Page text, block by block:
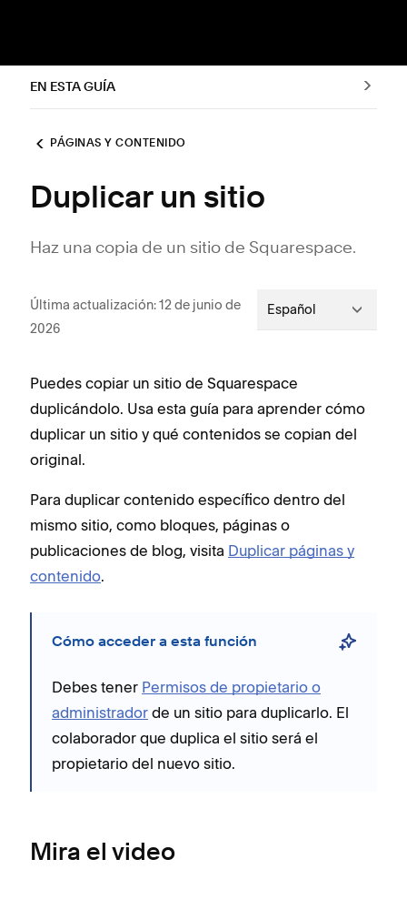
EN ESTA GUÍA
PÁGINAS Y CONTENIDO
Duplicar un sitio
Haz una copia de un sitio de Squarespace.
Última actualización: 12 de junio de
2026
Español
Puedes copiar un sitio de Squarespace
duplicándolo. Usa esta guía para aprender cómo
duplicar un sitio y qué contenidos se copian del
original.
Para duplicar contenido específico dentro del
mismo sitio, como bloques, páginas o
publicaciones de blog, visita Duplicar páginas y
contenido.
Cómo acceder a esta función
Debes tener Permisos de propietario o
administrador de un sitio para duplicarlo. El
colaborador que duplica el sitio será el
propietario del nuevo sitio.
Mira el video